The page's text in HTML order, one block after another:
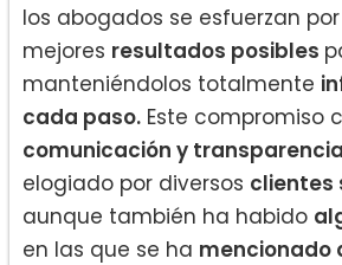
los abogados se esfuerzan
mejores resultados posibles
manteniéndolos totalmente
cada paso. Este compromiso
comunicación y transparencia
elogiado por diversos clientes
aunque también ha habido
en las que se ha mencionado